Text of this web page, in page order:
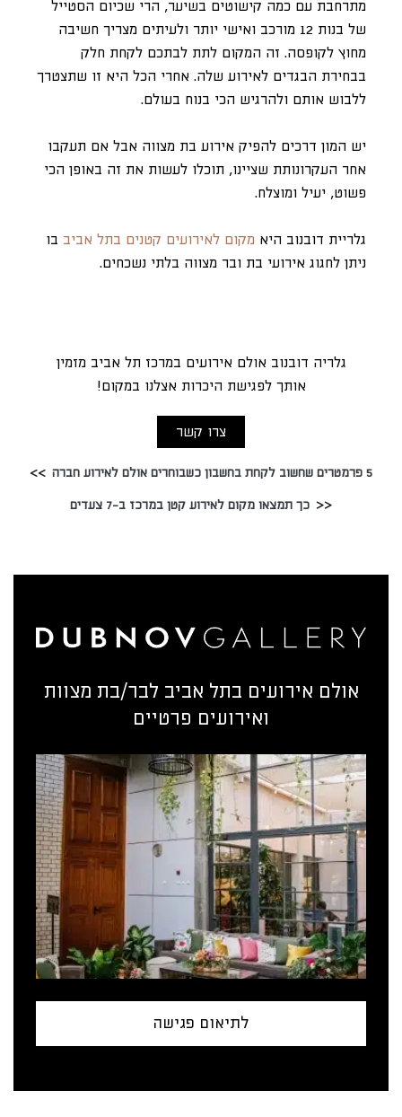
מתרחבת עם כמה קישוטים בשיער, הרי שכיום הסטייל
של בנות 12 מורכב ואישי יותר ולעיתים מצריך חשיבה
מחוץ לקופסה. זה המקום לתת לבתכם לקחת חלק
בבחירת הבגדים לאירוע שלה. אחרי הכל היא זו שתצטרך
ללבוש אותם ולהרגיש הכי בנוח בעולם.
יש המון דרכים להפיק אירוע בת מצווה אבל אם תעקבו
אחר העקרונותת שציינו, תוכלו לעשות את זה באופן הכי
פשוט, יעיל ומוצלח.
גלריית דובנוב היא מקום לאירועים קטנים בתל אביב בו
ניתן לחגוג אירועי בת ובר מצווה בלתי נשכחים.
גלריה דובנוב אולם אירועים במרכז תל אביב מזמין
אותך לפגישת היכרות אצלנו במקום!
צרו קשר
5 פרמטרים שחשוב לקחת בחשבון כשבוחרים אולם לאירוע חברה
כך תמצאו מקום לאירוע קטן במרכז ב-7 צעדים
אולם אירועים בתל אביב לבר/בת מצוות
ואירועים פרטיים
לתיאום פגישה